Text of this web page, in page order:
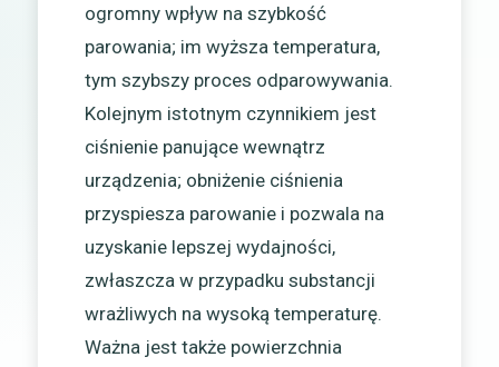
ogromny wpływ na szybkość
parowania; im wyższa temperatura,
tym szybszy proces odparowywania.
Kolejnym istotnym czynnikiem jest
ciśnienie panujące wewnątrz
urządzenia; obniżenie ciśnienia
przyspiesza parowanie i pozwala na
uzyskanie lepszej wydajności,
zwłaszcza w przypadku substancji
wrażliwych na wysoką temperaturę.
Ważna jest także powierzchnia